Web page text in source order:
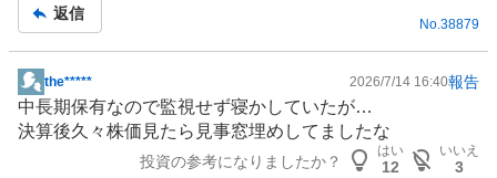
事
返信
No.38879
掲
示
板
the***** 2026/7/14 16:40報告
中長期保有なので監視せず寝かしていたが…
決算後久々株価見たら見事窓埋めしてましたな
投資の参考になりましたか？
はい
12
いいえ
3